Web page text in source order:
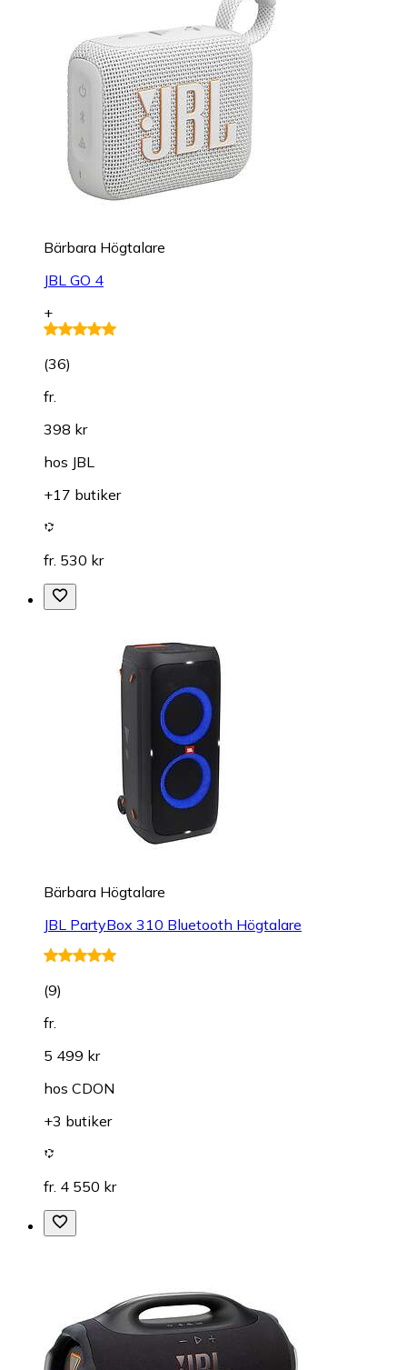
Bärbara Högtalare
JBL GO 4
+
(36)
fr.
398 kr
hos JBL
+17 butiker
fr. 530 kr
Bärbara Högtalare
JBL PartyBox 310 Bluetooth Högtalare
(9)
fr.
5 499 kr
hos CDON
+3 butiker
fr. 4 550 kr